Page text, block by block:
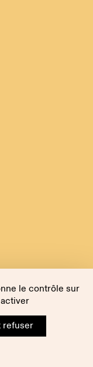
le contrôle sur
refuser